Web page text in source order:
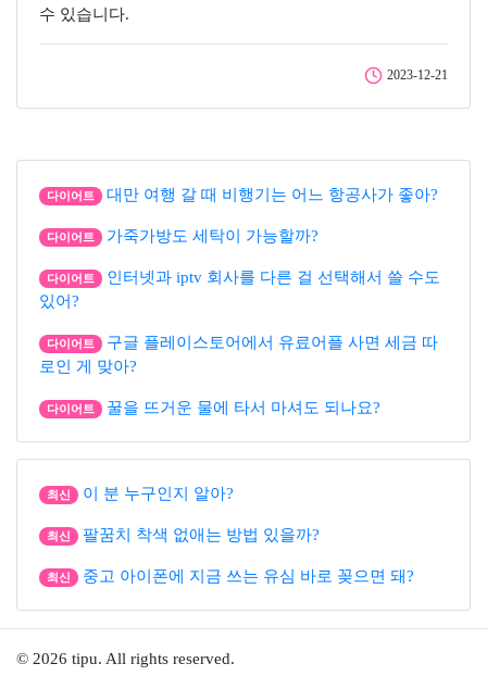
수 있습니다.
2023-12-21
다이어트 대만 여행 갈 때 비행기는 어느 항공사가 좋아?
다이어트 가죽가방도 세탁이 가능할까?
다이어트
인터넷과 iptv 회사를 다른 걸 선택해서 쓸 수도
있어?
다이어트
구글 플레이스토어에서 유료어플 사면 세금 따
로인 게 맞아?
다이어트 꿀을 뜨거운 물에 타서 마셔도 되나요?
최신 이 분 누구인지 알아?
최신 팔꿈치 착색 없애는 방법 있을까?
최신 중고 아이폰에 지금 쓰는 유심 바로 꽂으면 돼?
© 2026 tipu. All rights reserved.